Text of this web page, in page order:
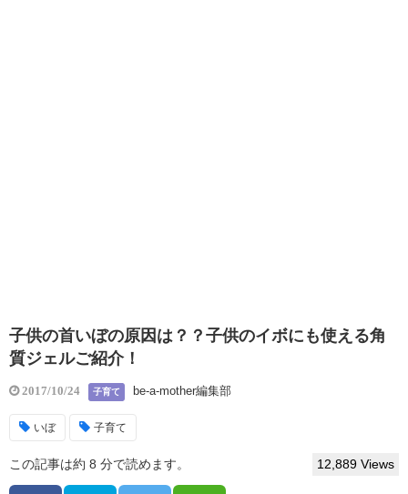
子供の首いぼの原因は？？子供のイボにも使える角
質ジェルご紹介！
2017/10/24 子育て be-a-mother編集部
いぼ 子育て
この記事は約 8 分で読めます。 12,889 Views